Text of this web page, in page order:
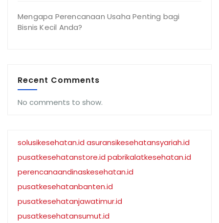
Mengapa Perencanaan Usaha Penting bagi
Bisnis Kecil Anda?
Recent Comments
No comments to show.
solusikesehatan.id asuransikesehatansyariah.id
pusatkesehatanstore.id pabrikalatkesehatan.id
perencanaandinaskesehatan.id
pusatkesehatanbanten.id
pusatkesehatanjawatimur.id
pusatkesehatansumut.id